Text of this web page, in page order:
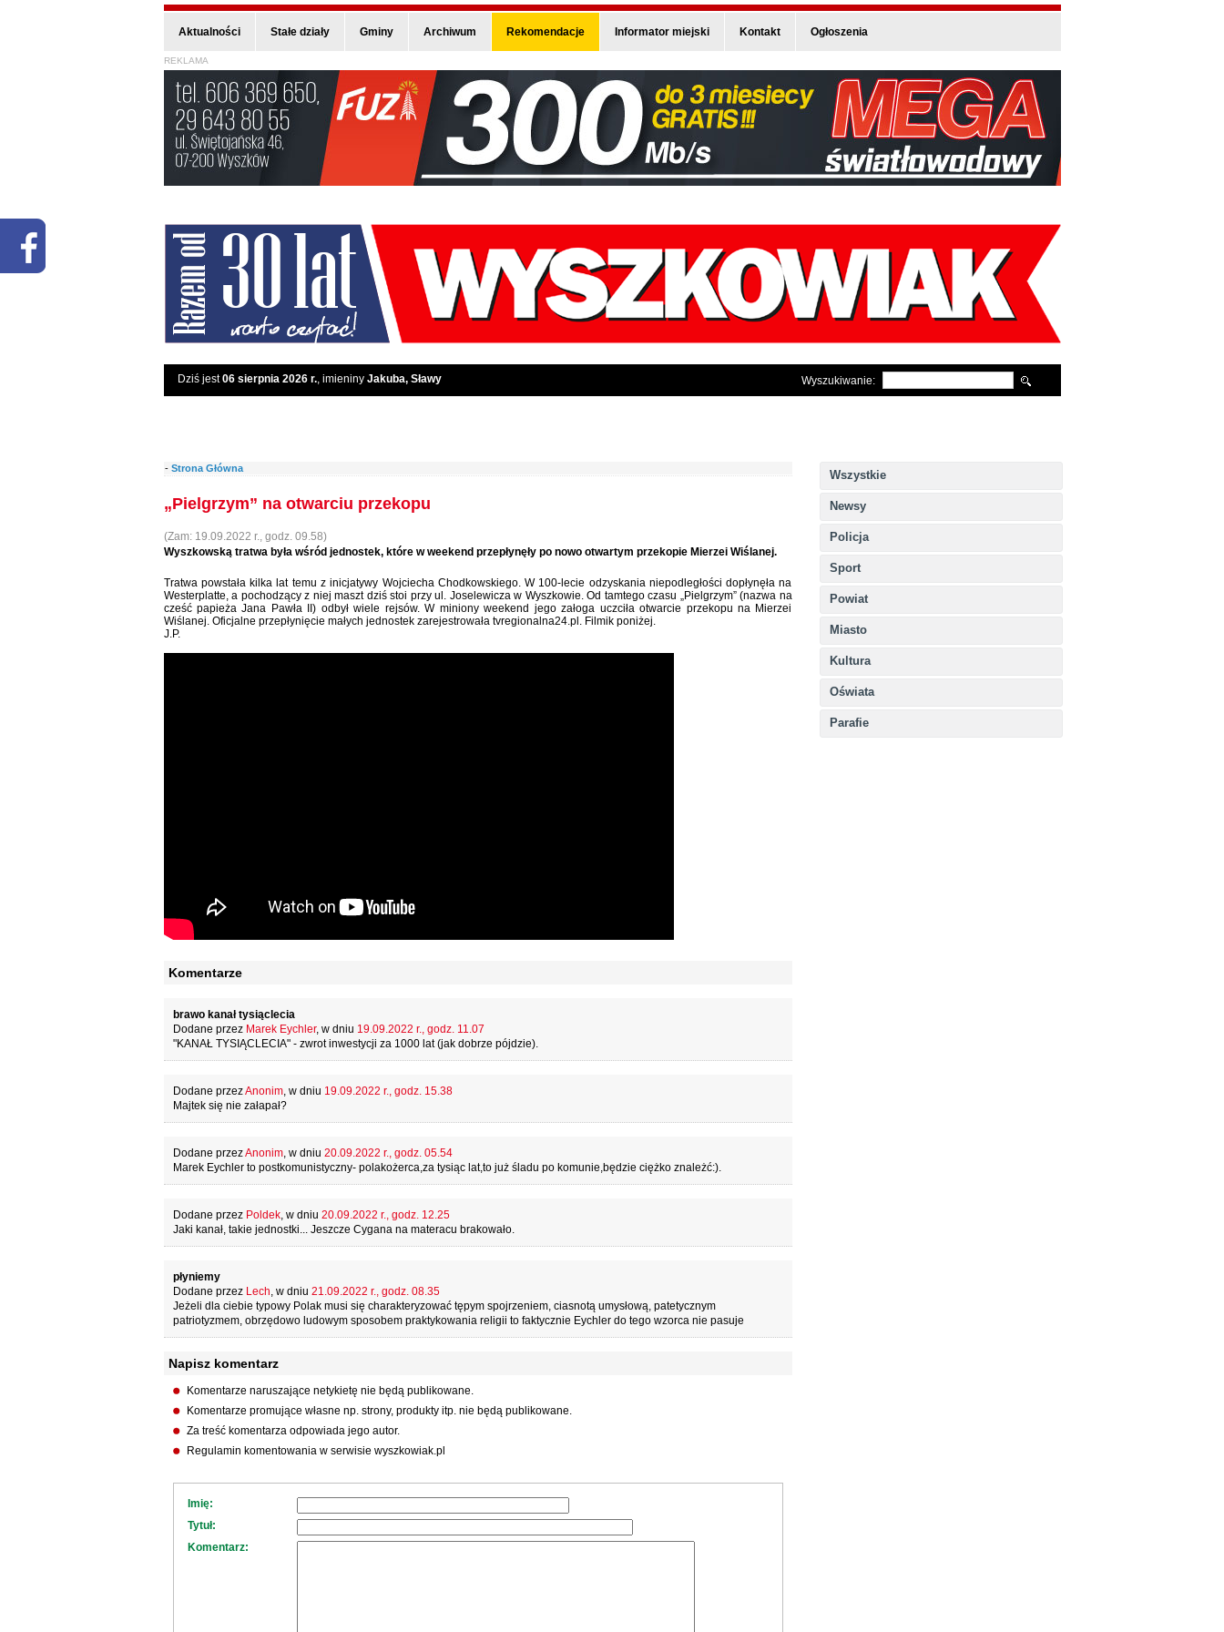
Aktualności Stałe działy Gminy Archiwum Rekomendacje Informator miejski Kontakt Ogłoszenia
REKLAMA
Dziś jest06 sierpnia 2026 r., imieniny Jakuba, Sławy Wyszukiwanie:
Wszystkie
Newsy
Policja
Sport
Powiat
Miasto
Kultura
Oświata
Parafie
- Strona Główna
„Pielgrzym” na otwarciu przekopu
(Zam: 19.09.2022 r., godz. 09.58)
Wyszkowską tratwa była wśród jednostek, które w weekend przepłynęły po nowo otwartym przekopie Mierzei Wiślanej.
Tratwa powstała kilka lat temu z inicjatywy Wojciecha Chodkowskiego. W 100-lecie odzyskania niepodległości dopłynęła na
Westerplatte, a pochodzący z niej maszt dziś stoi przy ul. Joselewicza w Wyszkowie. Od tamtego czasu „Pielgrzym” (nazwa na
cześć papieża Jana Pawła II) odbył wiele rejsów. W miniony weekend jego załoga uczciła otwarcie przekopu na Mierzei
Wiślanej. Oficjalne przepłynięcie małych jednostek zarejestrowała tvregionalna24.pl. Filmik poniżej.
J.P.
Komentarze
brawo kanał tysiąclecia
Dodane przez Marek Eychler, w dniu 19.09.2022 r., godz. 11.07
"KANAŁ TYSIĄCLECIA" - zwrot inwestycji za 1000 lat (jak dobrze pójdzie).
Dodane przezAnonim, w dniu 19.09.2022 r., godz. 15.38
Majtek się nie załapał?
Dodane przezAnonim, w dniu 20.09.2022 r., godz. 05.54
Marek Eychler to postkomunistyczny- polakożerca,za tysiąc lat,to już śladu po komunie,będzie ciężko znależć:).
Dodane przez Poldek, w dniu 20.09.2022 r., godz. 12.25
Jaki kanał, takie jednostki... Jeszcze Cygana na materacu brakowało.
płyniemy
Dodane przez Lech, w dniu 21.09.2022 r., godz. 08.35
Jeżeli dla ciebie typowy Polak musi się charakteryzować tępym spojrzeniem, ciasnotą umysłową, patetycznym
patriotyzmem, obrzędowo ludowym sposobem praktykowania religii to faktycznie Eychler do tego wzorca nie pasuje
Napisz komentarz
Komentarze naruszające netykietę nie będą publikowane.
Komentarze promujące własne np. strony, produkty itp. nie będą publikowane.
Za treść komentarza odpowiada jego autor.
Regulamin komentowania w serwisie wyszkowiak.pl
Imię:
Tytuł:
Komentarz: